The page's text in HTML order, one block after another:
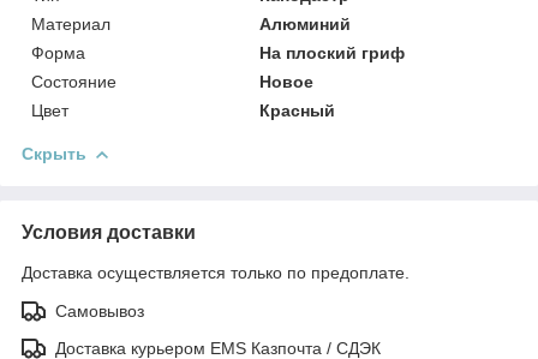
Материал
Алюминий
Форма
На плоский гриф
Состояние
Новое
Цвет
Красный
Скрыть
Условия доставки
Доставка осуществляется только по предоплате.
Самовывоз
Доставка курьером EMS Казпочта / СДЭК